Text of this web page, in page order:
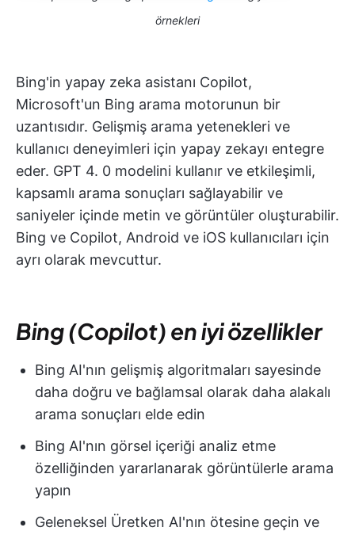
örnekleri
Bing'in yapay zeka asistanı Copilot,
Microsoft'un Bing arama motorunun bir
uzantısıdır. Gelişmiş arama yetenekleri ve
kullanıcı deneyimleri için yapay zekayı entegre
eder. GPT 4. 0 modelini kullanır ve etkileşimli,
kapsamlı arama sonuçları sağlayabilir ve
saniyeler içinde metin ve görüntüler oluşturabilir.
Bing ve Copilot, Android ve iOS kullanıcıları için
ayrı olarak mevcuttur.
Bing (Copilot) en iyi özellikler
Bing AI'nın gelişmiş algoritmaları sayesinde
daha doğru ve bağlamsal olarak daha alakalı
arama sonuçları elde edin
Bing AI'nın görsel içeriği analiz etme
özelliğinden yararlanarak görüntülerle arama
yapın
Geleneksel Üretken AI'nın ötesine geçin ve